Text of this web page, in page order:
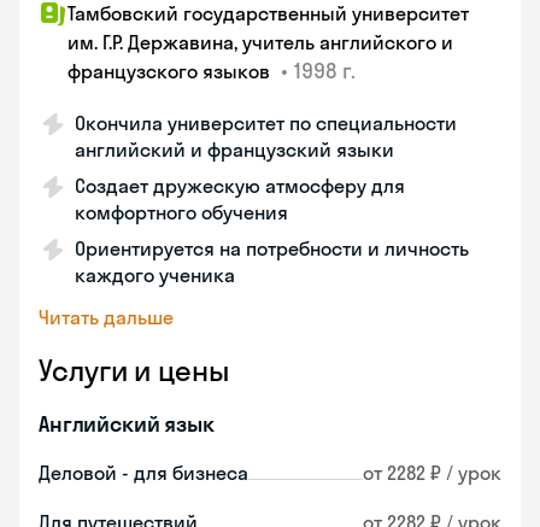
Тамбовский государственный университет
им. Г.Р. Державина, учитель английского и
французского языков • 1998 г.
Окончила университет по специальности
английский и французский языки
Создает дружескую атмосферу для
комфортного обучения
Ориентируется на потребности и личность
каждого ученика
Читать дальше
Услуги и цены
Английский язык
Деловой - для бизнеса от 2282 ₽ / урок
Для путешествий от 2282 ₽ / урок